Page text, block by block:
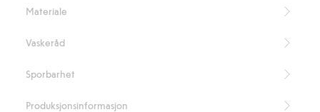
Materiale
Vaskeråd
Sporbarhet
Produksjonsinformasjon